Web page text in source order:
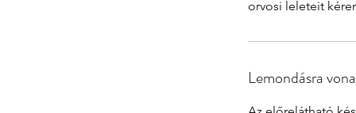
orvosi leleteit
Lemondásra